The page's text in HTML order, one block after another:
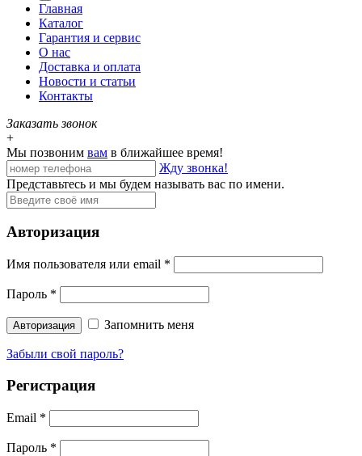
Главная
Каталог
Гарантия и сервис
О нас
Доставка и оплата
Новости и статьи
Контакты
Заказать звонок
+
Мы позвоним вам в ближайшее время!
Жду звонка!
Представьтесь и мы будем называть вас по имени.
Авторизация
Имя пользователя или email *
Пароль *
Запомнить меня
Забыли свой пароль?
Регистрация
Email *
Пароль *